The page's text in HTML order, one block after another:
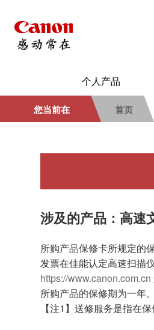
个人产品
您当前在 首页
涉及的产品：高速
所购产品保修卡所规定的
发票在佳能认定高速扫描
https://www.canon.com.cn
所购产品的保修期为一年
【注1】送修服务是指在